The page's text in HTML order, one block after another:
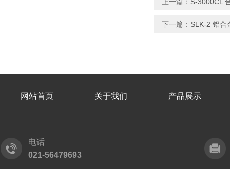
下一篇： SLK-2 铝合
网站首页 关于我们 产品展示
电话
021-56479693